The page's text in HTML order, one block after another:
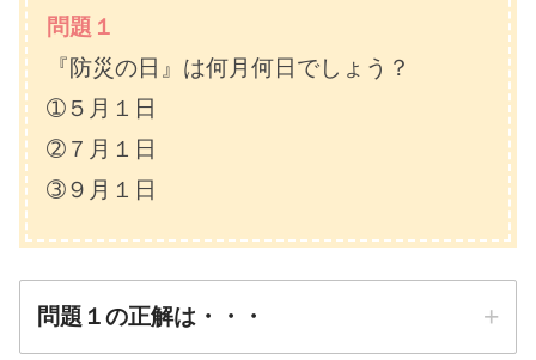
問題１
『防災の日』は何月何日でしょう？
➀５月１日
➁７月１日
➂９月１日
問題１の正解は・・・